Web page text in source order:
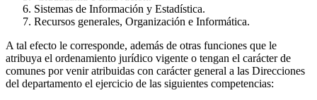
Sistemas de Información y Estadística.
Recursos generales, Organización e Informática.
A tal efecto le corresponde, además de otras funciones que le
atribuya el ordenamiento jurídico vigente o tengan el carácter de
comunes por venir atribuidas con carácter general a las Direcciones
del departamento el ejercicio de las siguientes competencias: